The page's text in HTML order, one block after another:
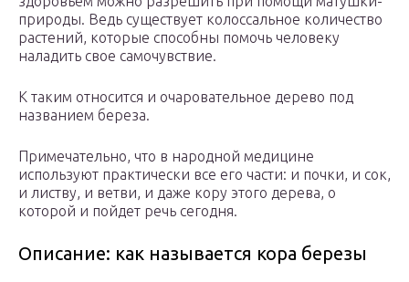
природы. Ведь существует колоссальное количество
растений, которые способны помочь человеку
наладить свое самочувствие.
К таким относится и очаровательное дерево под
названием береза.
Примечательно, что в народной медицине
используют практически все его части: и почки, и сок,
и листву, и ветви, и даже кору этого дерева, о
которой и пойдет речь сегодня.
Описание: как называется кора березы